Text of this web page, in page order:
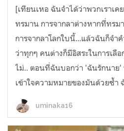
[เทียนเหอ ฉันจำได้ว่าพวกเราเ
ทรมาน การจากลาต่างหากที่ทร
การจากลาโลกใบนี้...แล้วฉันก็จำ
ว่าทุกๆ คนต่างก็มีอิสระในการเลื
ไม่.. ตอนที่ฉันบอกว่า 'ฉันรักนาย'
เข้าใจความหมายของมันด้วยซ้ำ
uminaka16